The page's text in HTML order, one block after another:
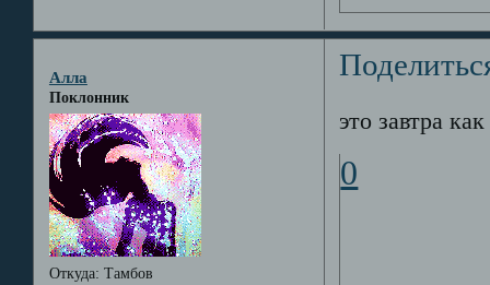
Алла
Поклонник
Откуда: Тамбов
это завтра
0